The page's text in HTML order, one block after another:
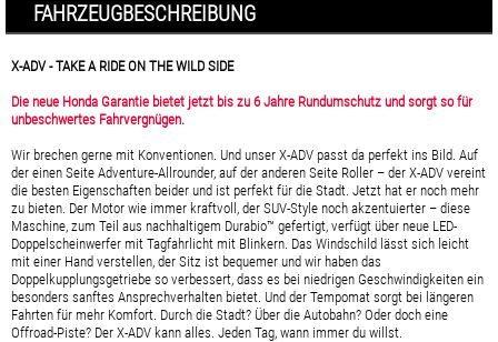
FAHRZEUGBESCHREIBUNG
X-ADV - TAKE A RIDE ON THE WILD SIDE
Die neue Honda Garantie bietet jetzt bis zu 6 Jahre Rundumschutz und sorgt so für
unbeschwertes Fahrvergnügen.
Wir brechen gerne mit Konventionen. Und unser X-ADV passt da perfekt ins Bild. Auf
der einen Seite Adventure-Allrounder, auf der anderen Seite Roller – der X-ADV vereint
die besten Eigenschaften beider und ist perfekt für die Stadt. Jetzt hat er noch mehr
zu bieten. Der Motor wie immer kraftvoll, der SUV-Style noch akzentuierter – diese
Maschine, zum Teil aus nachhaltigem Durabio™ gefertigt, verfügt über neue LED-
Doppelscheinwerfer mit Tagfahrlicht mit Blinkern. Das Windschild lässt sich leicht
mit einer Hand verstellen, der Sitz ist bequemer und wir haben das
Doppelkupplungsgetriebe so verbessert, dass es bei niedrigen Geschwindigkeiten ein
besonders sanftes Ansprechverhalten bietet. Und der Tempomat sorgt bei längeren
Fahrten für mehr Komfort. Durch die Stadt? Über die Autobahn? Oder doch eine
Offroad-Piste? Der X-ADV kann alles. Jeden Tag, wann immer du willst.